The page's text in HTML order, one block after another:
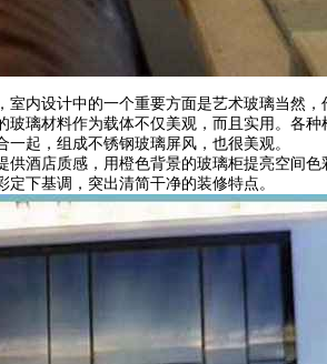
内设计中的一个重要方面是艺术玻璃当然，
璃材料作为载体不仅美观，而且实用。各
起，组成不锈钢玻璃屏风，也很美观。
酒店质感，用橙色背景的玻璃柜提亮空间色
下基调，突出清简干净的装修特点。